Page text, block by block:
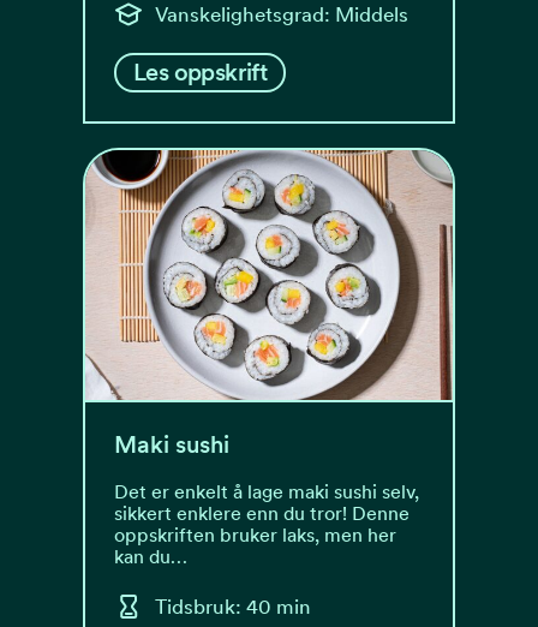
Vanskelighetsgrad: Middels
Les oppskrift
Maki sushi
Det er enkelt å lage maki sushi selv,
sikkert enklere enn du tror! Denne
oppskriften bruker laks, men her
kan du…
Tidsbruk: 40 min